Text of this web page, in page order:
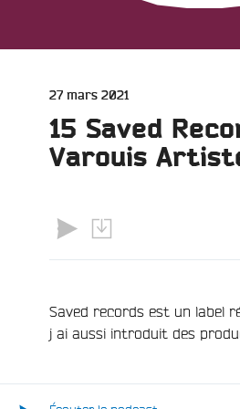
Publié
27 mars 2021
15 Saved
Varouis
Saved records est un label
j ai aussi introduit des